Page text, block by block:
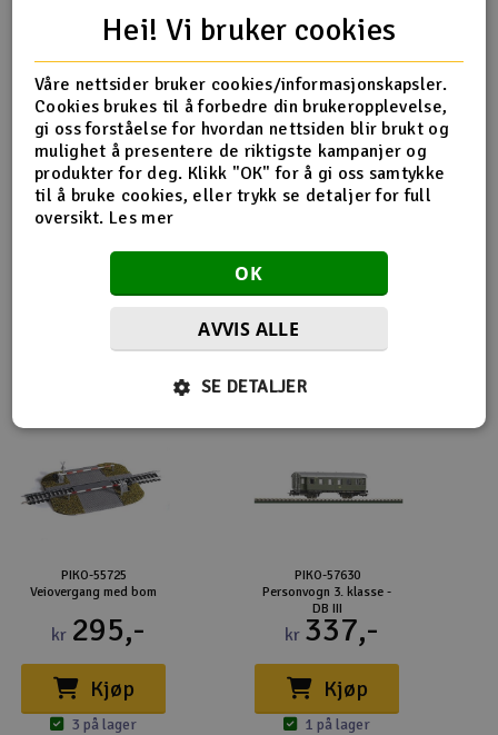
Radioutstyr
Raketter
Smarthjem, lek & hobby
Solenergi
Sparkesykler & elkjøretøy
Verktøy, utstyr & tilbehør
Produktinfo Tips en venn Anmeldelser
Produktinformasjon
PIKO-55222 Pens venstre R2/R31 - 1 stk
Flere så også på
PIKO-55725
Veiovergang med bom
kr 295,-
Kjøp
3 på lager
PIKO-57630
Personvogn 3. klasse -
DB III
kr 337,-
Kjøp
1 på lager
Hei! Vi bruker cookies
Våre nettsider bruker cookies/informasjonskapsler.
Cookies brukes til å forbedre din brukeropplevelse,
gi oss forståelse for hvordan nettsiden blir brukt og
mulighet å presentere de riktigste kampanjer og
produkter for deg. Klikk "OK" for å gi oss samtykke
til å bruke cookies, eller trykk se detaljer for full
oversikt. Les mer
OK
AVVIS ALLE
SE DETALJER